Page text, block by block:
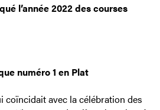
l’année 2022 des courses
numéro 1 en Plat
coïncidait avec la célébration des